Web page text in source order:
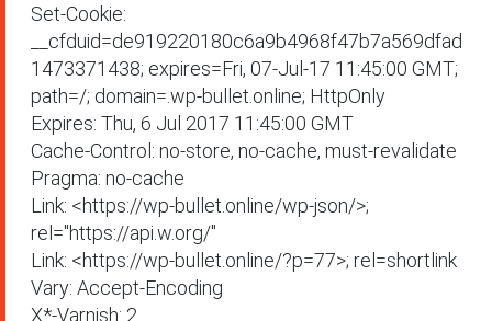
Set-Cookie:
__cfduid=de919220180c6a9b4968f47b7a569dfad
1473371438; expires=Fri, 07-Jul-17 11:45:00 GMT;
path=/; domain=.wp-bullet.online; HttpOnly
Expires: Thu, 6 Jul 2017 11:45:00 GMT
Cache-Control: no-store, no-cache, must-revalidate
Pragma: no-cache
Link: <https://wp-bullet.online/wp-json/>;
rel="https://api.w.org/"
Link: <https://wp-bullet.online/?p=77>; rel=shortlink
Vary: Accept-Encoding
X*-Varnish: 2